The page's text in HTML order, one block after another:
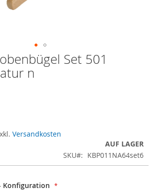
Set 501
n
Versandkosten
AUF LAGER
SKU
KBP011NA64set6
Konfiguration